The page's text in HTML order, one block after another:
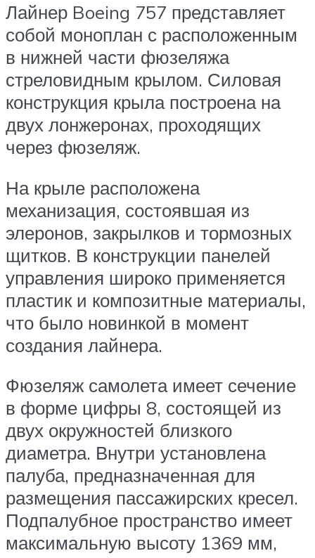
Лайнер Boeing 757 представляет
собой моноплан с расположенным
в нижней части фюзеляжа
стреловидным крылом. Силовая
конструкция крыла построена на
двух лонжеронах, проходящих
через фюзеляж.
На крыле расположена
механизация, состоявшая из
элеронов, закрылков и тормозных
щитков. В конструкции панелей
управления широко применяется
пластик и композитные материалы,
что было новинкой в момент
создания лайнера.
Фюзеляж самолета имеет сечение
в форме цифры 8, состоящей из
двух окружностей близкого
диаметра. Внутри установлена
палуба, предназначенная для
размещения пассажирских кресел.
Подпалубное пространство имеет
максимальную высоту 1369 мм,